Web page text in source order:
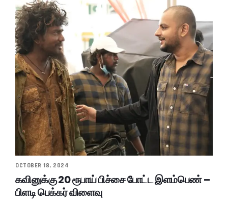
OCTOBER 18, 2024
கவினுக்கு 20 ரூபாய் பிச்சை போட்ட இளம்பெண் –
பிளடி பெக்கர் விளைவு